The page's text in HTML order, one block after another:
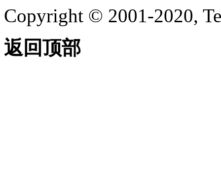
Copyright © 2001-2020,
返回顶部